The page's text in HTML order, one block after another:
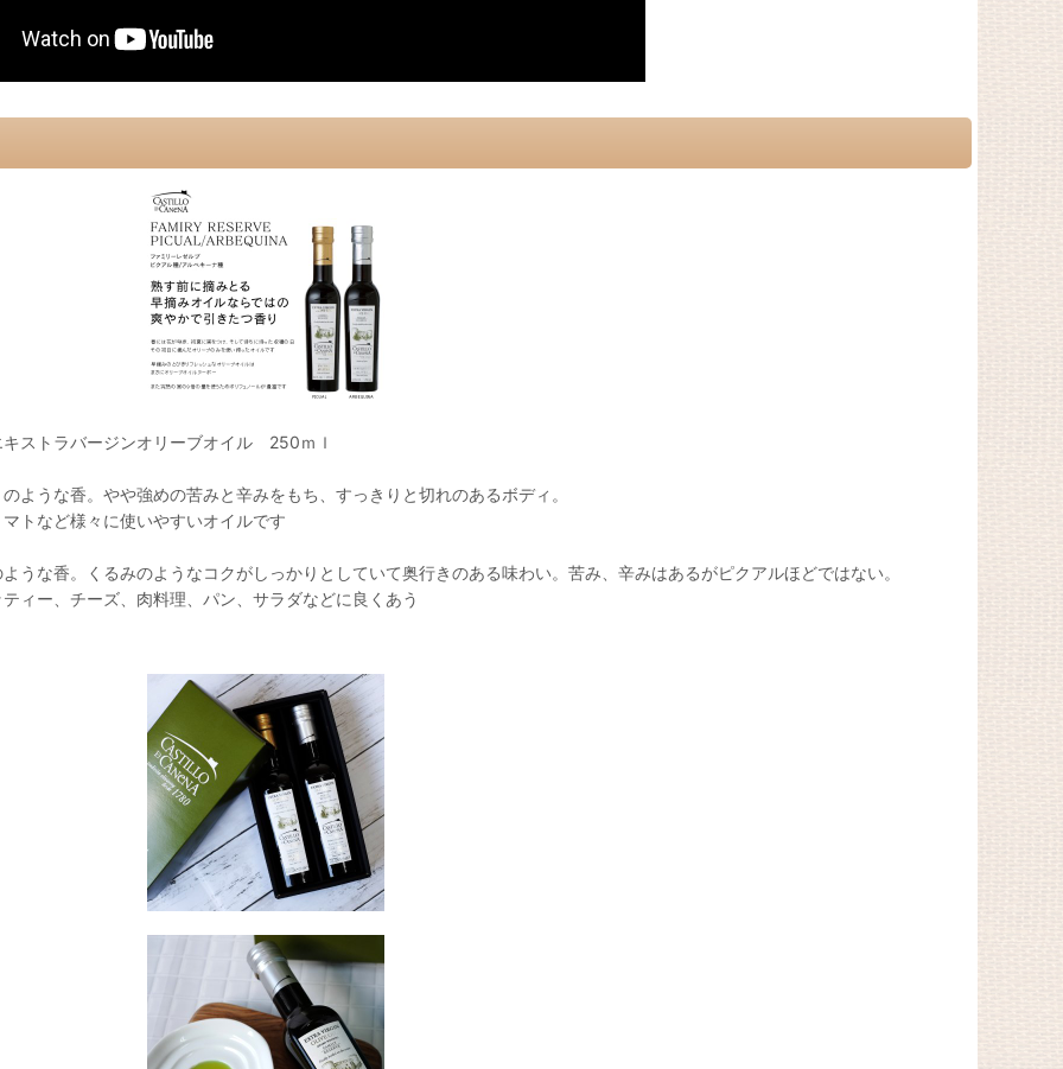
ストラバージンオリーブオイル 250ｍｌ
うな香。やや強めの苦みと辛みをもち、すっきりと切れのあるボディ。
トなど様々に使いやすいオイルです
うな香。くるみのようなコクがしっかりとしていて奥行きのある味わい。苦み、辛みはあるがピクアルほどではない。
ィー、チーズ、肉料理、パン、サラダなどに良くあう